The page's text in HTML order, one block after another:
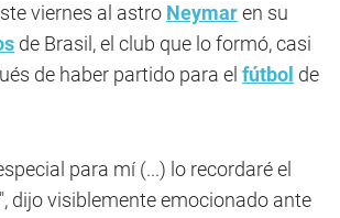
viernes al astro Neymaren su
de Brasil, el club que lo formó, casi
de haber partido para el fútbol de
para mí (...) lo recordaré el
dijo visiblemente emocionado ante